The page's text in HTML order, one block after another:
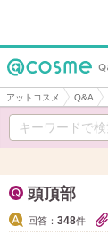
アットコスメ Q&A
頭頂部
回答： 348件